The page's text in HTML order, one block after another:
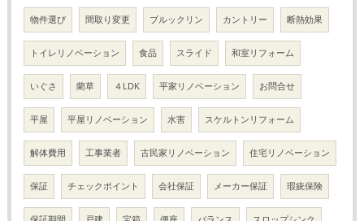
物件選び 間取り変更 ブルックリン カントリー 断熱効果
トイレリノベーション 食品 スライド 和室リフォーム
いぐさ 藺草 ４LDK 平家リノベーション お問合せ
平屋 平屋リノベーション 水害 スケルトンリフォーム
解体費用 工事業者 古民家リノベーション 住宅リノベーション
保証 チェックポイント 会社保証 メーカー保証 瑕疵保険